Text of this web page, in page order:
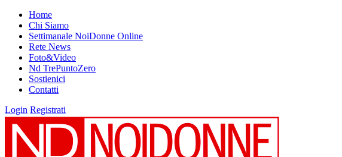
Home
Chi Siamo
Settimanale NoiDonne Online
Rete News
Foto&Video
Nd TrePuntoZero
Sostienici
Contatti
Login Registrati